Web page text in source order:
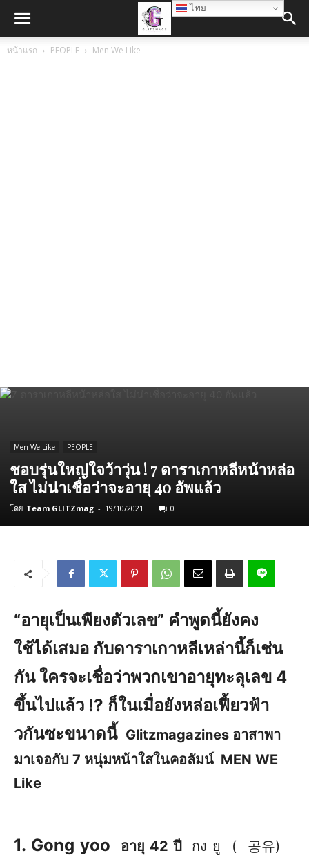
หน้าแรก PEOPLE Men We Like
Men We Like PEOPLE
ชอบรุ่นใหญ่ใจว้าวุ่น​ ! 7 ดาราเกาหลีหน้าหล่อ
ใส ไม่น่าเชื่อว่าจะอายุ 40 อัพแล้ว
โดย Team GLITZmag - 19/10/2021 0
“อายุเป็นเพียงตัวเลข” คำพูดนี้ยังคง
ใช้ได้เสมอ กับดาราเกาหลีเหล่านี้ก็เช่น
กัน ใครจะเชื่อว่าพวกเขาอายุทะลุเลข 4
ขึ้นไปแล้ว !? ก็ในเมื่อยังหล่อเฟี้ยวฟ้า
วกันซะขนาดนี้ Glitzmagazines อาสาพา
มาเจอกับ 7 หนุ่มหน้าใสในคอลัมน์ MEN WE
Like
1. Gong yoo อายุ 42 ปี กง ยู ( 공유)
ไทย